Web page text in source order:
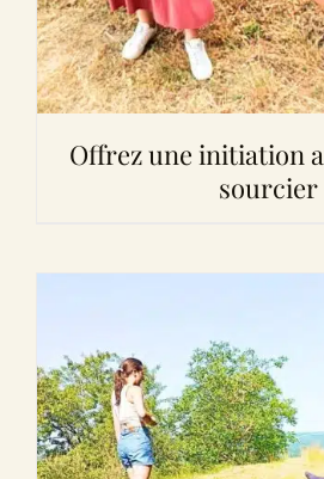
Offrez une initiation
sourcier